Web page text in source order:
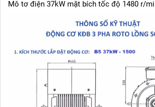
Mô tơ điện 37kW mặt bích tốc độ 1480 r/